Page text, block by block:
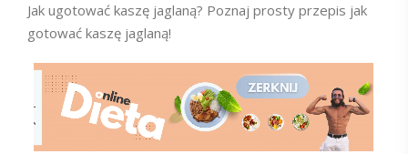
Jak ugotować kaszę jaglaną? Poznaj prosty przepis jak
gotować kaszę jaglaną!